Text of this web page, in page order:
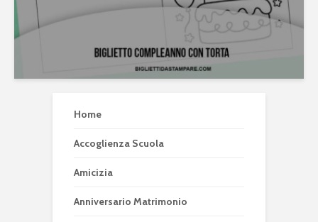
Home
Accoglienza Scuola
Amicizia
Anniversario Matrimonio